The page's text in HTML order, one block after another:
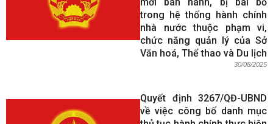
trong hệ thống hành chính
nhà nước thuộc phạm vi,
chức năng quản lý của Sở
Văn hoá, Thể thao và Du lịch
30/08/2025
Quyết định 3267/QĐ-UBND
về việc công bố danh mục